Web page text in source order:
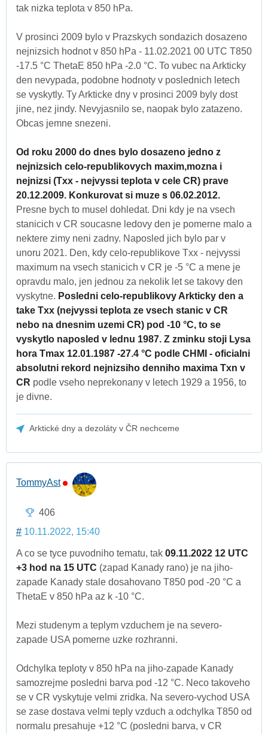
tak nizka teplota v 850 hPa.
V prosinci 2009 bylo v Prazskych sondazich dosazeno
nejnizsich hodnot v 850 hPa - 11.02.2021 00 UTC T850
-17.5 °C ThetaE 850 hPa -2.0 °C. To vubec na Arkticky
den nevypada, podobne hodnoty v poslednich letech
se vyskytly. Ty Arkticke dny v prosinci 2009 byly dost
jine, nez jindy. Nevyjasnilo se, naopak bylo zatazeno.
Obcas jemne snezeni.
Od roku 2000 do dnes bylo dosazeno jedno z
nejnizsich celo-republikovych maxim,mozna i
nejnizsi (Txx - nejvyssi teplota v cele CR) prave
20.12.2009. Konkurovat si muze s 06.02.2012.
Presne bych to musel dohledat. Dni kdy je na vsech
stanicich v CR soucasne ledovy den je pomerne malo a
nektere zimy neni zadny. Naposled jich bylo par v
unoru 2021. Den, kdy celo-republikove Txx - nejvyssi
maximum na vsech stanicich v CR je -5 °C a mene je
opravdu malo, jen jednou za nekolik let se takovy den
vyskytne. Posledni celo-republikovy Arkticky den a
take Txx (nejvyssi teplota ze vsech stanic v CR
nebo na dnesnim uzemi CR) pod -10 °C, to se
vyskytlo naposled v lednu 1987. Z zminku stoji Lysa
hora Tmax 12.01.1987 -27.4 °C podle CHMI - oficialni
absolutni rekord nejnizsiho denniho maxima Txn v
CR podle vseho neprekonany v letech 1929 a 1956, to
je divne.
Arktické dny a dezoláty v ČR nechceme
TommyAst
406
# 10.11.2022, 15:40
A co se tyce puvodniho tematu, tak 09.11.2022 12 UTC
+3 hod na 15 UTC (zapad Kanady rano) je na jiho-
zapade Kanady stale dosahovano T850 pod -20 °C a
ThetaE v 850 hPa az k -10 °C.
Mezi studenym a teplym vzduchem je na severo-
zapade USA pomerne uzke rozhranni.
Odchylka teploty v 850 hPa na jiho-zapade Kanady
samozrejme posledni barva pod -12 °C. Neco takoveho
se v CR vyskytuje velmi zridka. Na severo-vychod USA
se zase dostava velmi teply vzduch a odchylka T850 od
normalu presahuje +12 °C (posledni barva, v CR